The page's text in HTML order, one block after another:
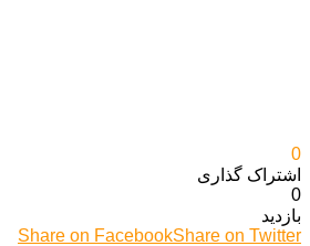
0
اشتراک گذاری‌
0
بازدید
Share on FacebookShare on Twitter